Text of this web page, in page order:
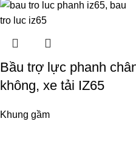
Bầu trợ lực phanh
không, xe tải IZ65
Khung gầm